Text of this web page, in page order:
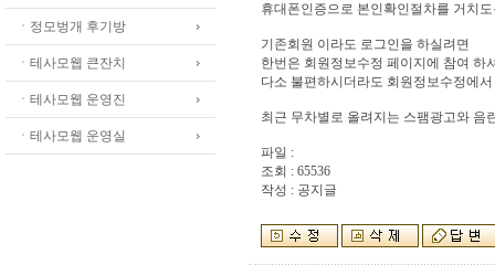
ㆍ정모벙개 후기방
ㆍ테사모웹 큰잔치
ㆍ테사모웹 운영진
ㆍ테사모웹 운영실
휴대폰인증으로 본인확인절차를 거치
기존회원 이라도 로그인을 하실려면
한번은 회원정보수정 페이지에 참여 하
다소 불편하시더라도 회원정보수정에
최근 무차별로 올려지는 스팸광고와 음
파일 :
조회 : 65536
작성 : 공지글